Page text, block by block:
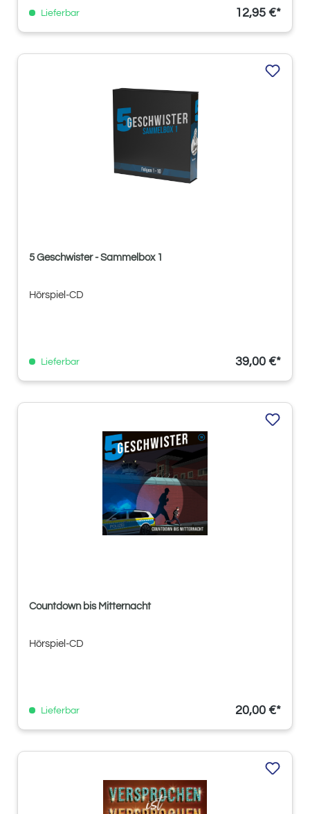
Lieferbar 12,95 €*
5 Geschwister - Sammelbox 1
Hörspiel-CD
Lieferbar 39,00 €*
Countdown bis Mitternacht
Hörspiel-CD
Lieferbar 20,00 €*